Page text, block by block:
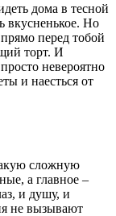
дома в тесной
вкусненькое. Но
перед тобой
торт. И
невероятно
и наесться от
сложную
а главное –
и душу, и
не вызывают